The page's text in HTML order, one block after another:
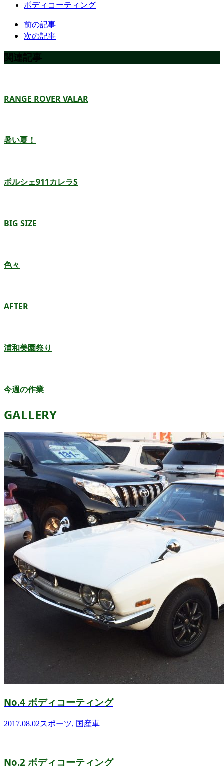
ボディコーティング
前の記事
次の記事
関連記事
RANGE ROVER VALAR
暑い夏！
ポルシェ911カレラS
BIG SIZE
色々
AFTER
浦和美園祭り
今週の作業
GALLERY
No.4 ボディコーティング
2017.08.02スポーツ, 国産車
No.2 ボディコーティング